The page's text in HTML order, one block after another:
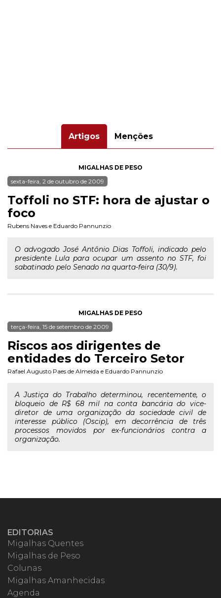
Artigos Menções
MIGALHAS DE PESO
sexta-feira, 2 de outubro de 2009
Toffoli no STF: hora de ajustar o
foco
Rubens Naves e Eduardo Pannunzio
O advogado José Antônio Dias Toffoli, indicado pelo
presidente Lula para ocupar um assento no STF, foi
sabatinado pelo Senado na quarta-feira (30/9).
MIGALHAS DE PESO
terça-feira, 15 de setembro de 2009
Riscos aos dirigentes de
entidades do Terceiro Setor
Rafael Augusto Paes de Almeida e Eduardo Pannunzio
A Justiça do Trabalho determinou, recentemente, o
bloqueio de R$ 68 mil na conta bancária do vice-
diretor de uma organização da sociedade civil de
interesse público (Oscip), em decorrência de três
processos movidos por ex-funcionários contra a
organização.
EDITORIAS
Migalhas Quentes
Migalhas de Peso
Colunas
Migalhas Amanhecidas
Agenda